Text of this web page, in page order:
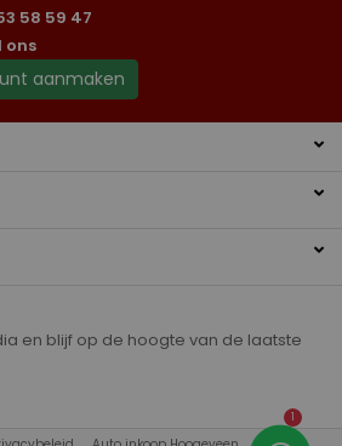
58 59 47
ons
aanmaken
en blijf op de hoogte van de laatste
1